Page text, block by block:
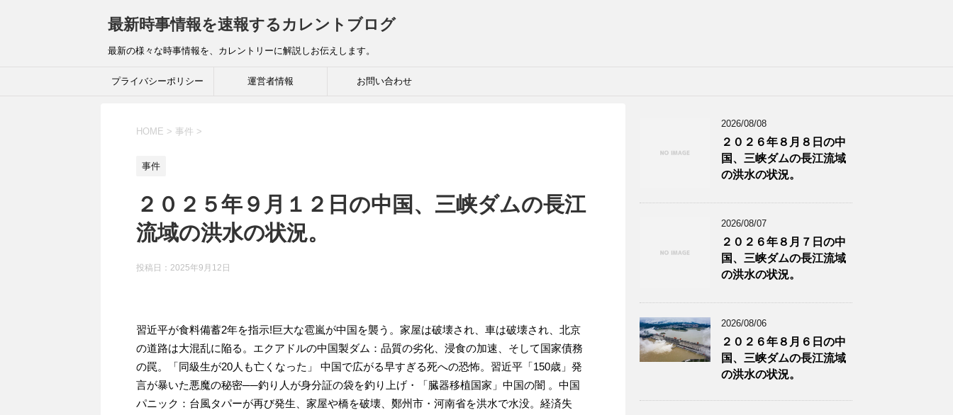
最新時事情報を速報するカレントブログ
最新の様々な時事情報を、カレントリーに解説しお伝えします。
プライバシーポリシー 運営者情報 お問い合わせ
HOME > 事件 >
事件
２０２５年９月１２日の中国、三峡ダムの長江
流域の洪水の状況。
投稿日： 2025年9月12日
習近平が食料備蓄2年を指示!巨大な雹嵐が中国を襲う。家屋は破壊され、車は破壊され、北京
の道路は大混乱に陥る。エクアドルの中国製ダム：品質の劣化、浸食の加速、そして国家債務
の罠。「同級生が20人も亡くなった」 中国で広がる早すぎる死への恐怖。習近平「150歳」発
言が暴いた悪魔の秘密──釣り人が身分証の袋を釣り上げ・「臓器移植国家」中国の闇 。中国
パニック：台風タパーが再び発生、家屋や橋を破壊、鄭州市・河南省を洪水で水没。経済失
2026/08/08
２０２６年８月８日の中
国、三峡ダムの長江流域
の洪水の状況。
2026/08/07
２０２６年８月７日の中
国、三峡ダムの長江流域
の洪水の状況。
2026/08/06
２０２６年８月６日の中
国、三峡ダムの長江流域
の洪水の状況。